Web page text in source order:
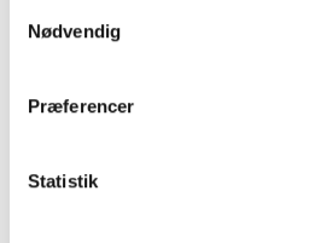
Nødvendig
Præferencer
Statistik